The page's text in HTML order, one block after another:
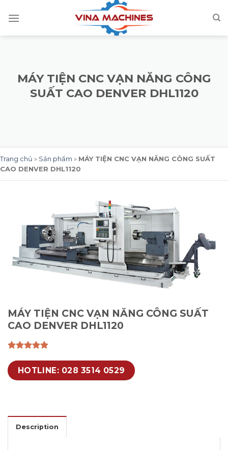
MÁY TIỆN CNC VẠN NĂNG CÔNG
SUẤT CAO DENVER DHL1120
Trang chủ » Sản phẩm » MÁY TIỆN CNC VẠN NĂNG CÔNG SUẤT
CAO DENVER DHL1120
MÁY TIỆN CNC VẠN NĂNG CÔNG SUẤT
CAO DENVER DHL1120
HOTLINE: 028 3514 0529
Description